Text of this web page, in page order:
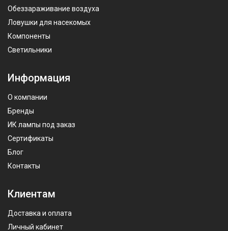
Обеззараживание воздуха
Ловушки для насекомых
Компоненты
Светильники
Информация
О компании
Бренды
ИК лампы под заказ
Сертификаты
Блог
Контакты
Клиентам
Доставка и оплата
Личный кабинет